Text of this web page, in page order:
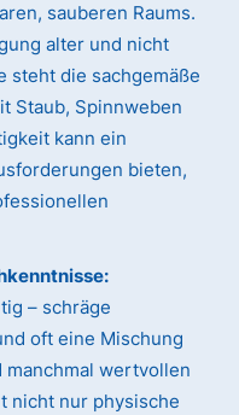
sauberen Raums.
alter und nicht
steht die sachgemäße
Staub, Spinnweben
kann ein
bieten,
– schräge
oft eine Mischung
wertvollen
nicht nur physische